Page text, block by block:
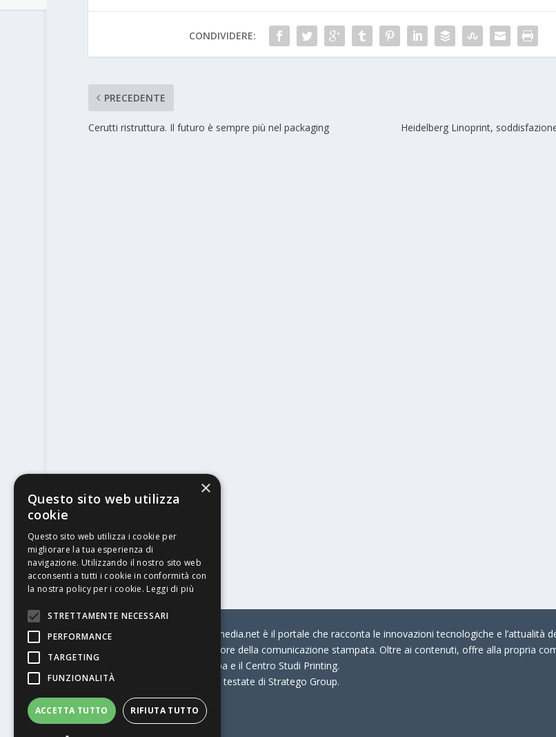
CONDIVIDERE:
PRECEDENTE
Cerutti ristruttura. Il futuro è sempre più nel packaging
Heidelberg Linoprint,
© Stratego Group –
stampamedia.net è il portale che racconta le innovazioni tecnologiche e
per chi opera in Italia nel settore della comunicazione stampata. Oltre ai contenuti, offre alla propria
Connection, i Big della Stampa e il Centro Studi Printing.
Stampamedia.net è una delle testate di Stratego Group.
Partita IVA07921450156
×
Questo sito web utilizza
cookie
Questo sito web utilizza i cookie per
migliorare la tua esperienza di
navigazione. Utilizzando il nostro sito web
acconsenti a tutti i cookie in conformità con
la nostra policy per i cookie. Leggi di più
STRETTAMENTE NECESSARI
PERFORMANCE
TARGETING
FUNZIONALITÀ
ACCETTA TUTTO RIFIUTA TUTTO